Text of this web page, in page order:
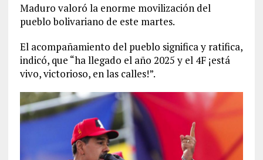
Maduro valoró la enorme movilización del
pueblo bolivariano de este martes.
El acompañamiento del pueblo significa y ratifica,
indicó, que “ha llegado el año 2025 y el 4F ¡está
vivo, victorioso, en las calles!”.